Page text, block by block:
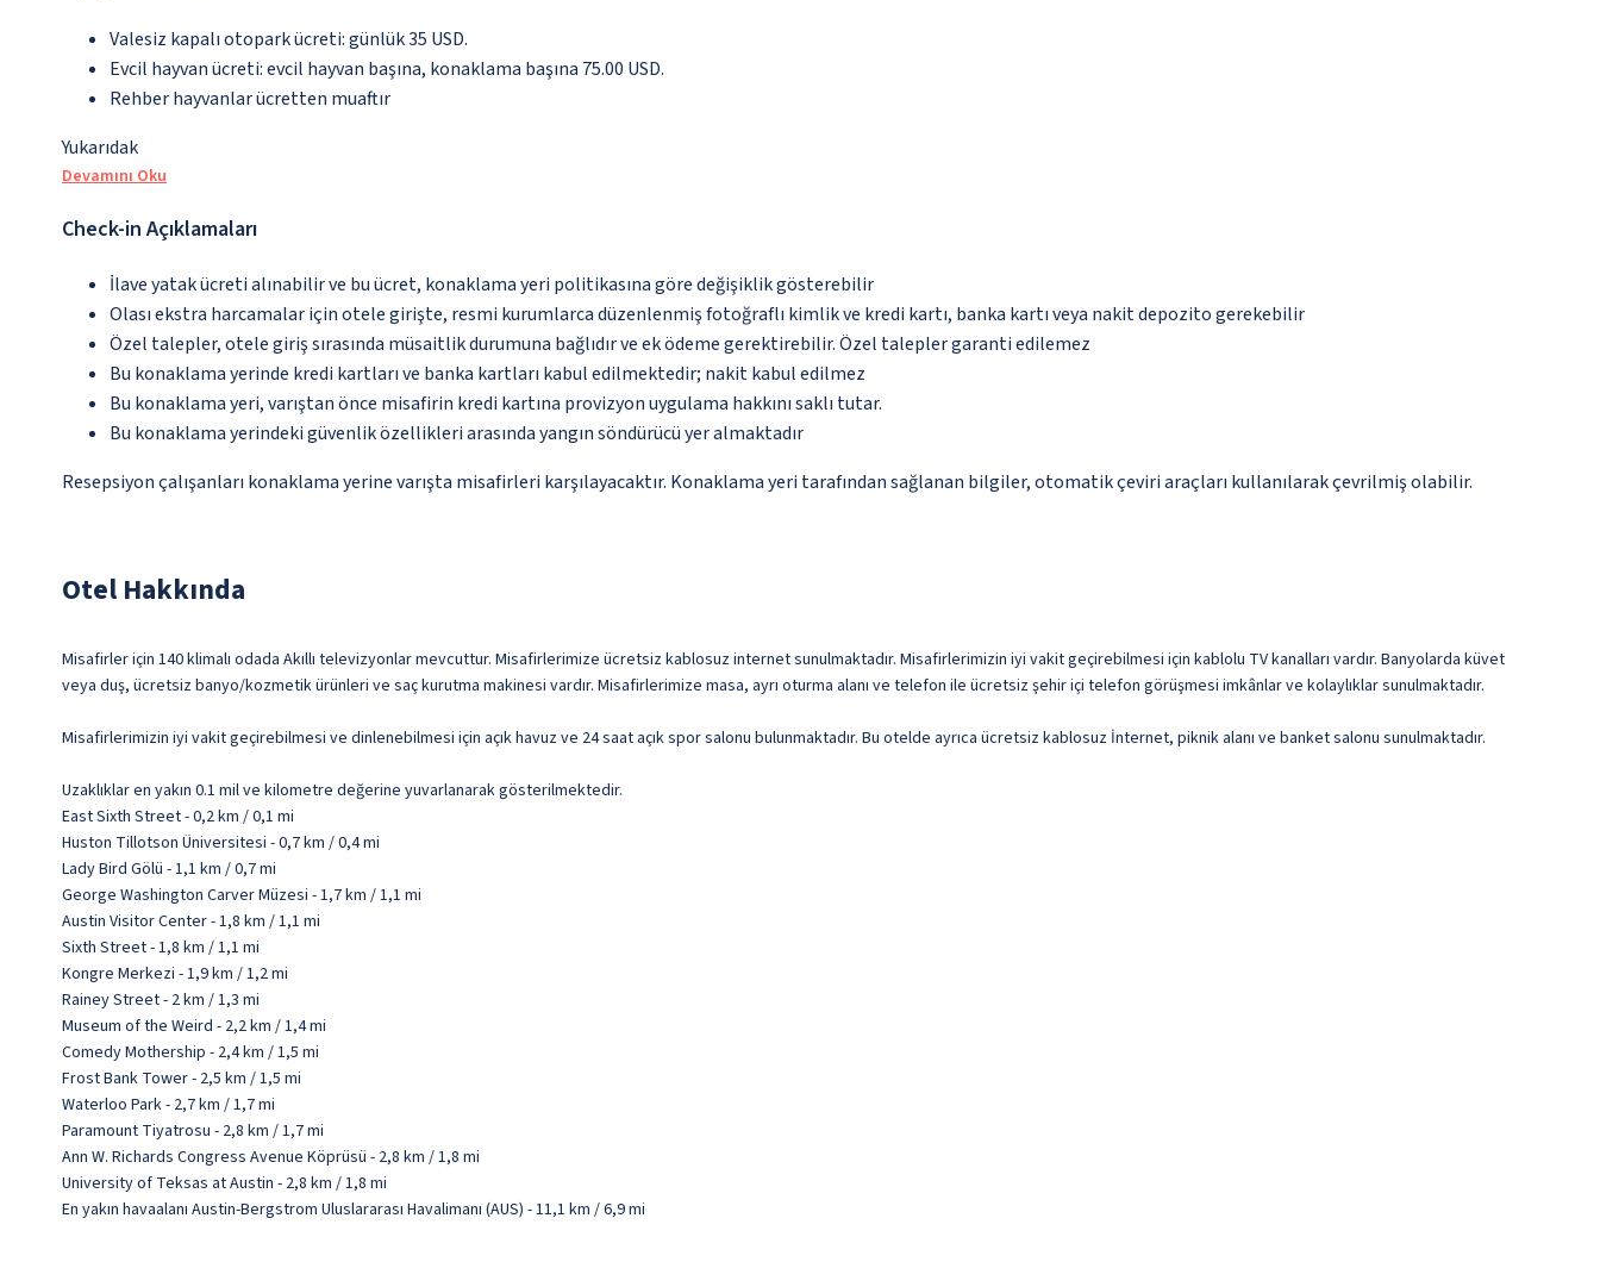
Valesiz kapalı otopark ücreti: günlük 35 USD.
Evcil hayvan ücreti: evcil hayvan başına, konaklama başına 75.00 USD.
Rehber hayvanlar ücretten muaftır
Yukarıdak
Devamını Oku
Check-in Açıklamaları
İlave yatak ücreti alınabilir ve bu ücret, konaklama yeri politikasına göre değişiklik gösterebilir
Olası ekstra harcamalar için otele girişte, resmi kurumlarca düzenlenmiş fotoğraflı kimlik ve kredi kartı, banka kartı veya nakit depozito gerekebilir
Özel talepler, otele giriş sırasında müsaitlik durumuna bağlıdır ve ek ödeme gerektirebilir. Özel talepler garanti edilemez
Bu konaklama yerinde kredi kartları ve banka kartları kabul edilmektedir; nakit kabul edilmez
Bu konaklama yeri, varıştan önce misafirin kredi kartına provizyon uygulama hakkını saklı tutar.
Bu konaklama yerindeki güvenlik özellikleri arasında yangın söndürücü yer almaktadır
Resepsiyon çalışanları konaklama yerine varışta misafirleri karşılayacaktır. Konaklama yeri tarafından sağlanan bilgiler, otomatik çeviri araçları kullanılarak çevrilmiş olabilir.
Otel Hakkında
Misafirler için 140 klimalı odada Akıllı televizyonlar mevcuttur. Misafirlerimize ücretsiz kablosuz internet sunulmaktadır. Misafirlerimizin iyi vakit geçirebilmesi için kablolu TV kanalları vardır. Banyolarda küvet
veya duş, ücretsiz banyo/kozmetik ürünleri ve saç kurutma makinesi vardır. Misafirlerimize masa, ayrı oturma alanı ve telefon ile ücretsiz şehir içi telefon görüşmesi imkânlar ve kolaylıklar sunulmaktadır.
Misafirlerimizin iyi vakit geçirebilmesi ve dinlenebilmesi için açık havuz ve 24 saat açık spor salonu bulunmaktadır. Bu otelde ayrıca ücretsiz kablosuz İnternet, piknik alanı ve banket salonu sunulmaktadır.
Uzaklıklar en yakın 0.1 mil ve kilometre değerine yuvarlanarak gösterilmektedir.
East Sixth Street - 0,2 km / 0,1 mi
Huston Tillotson Üniversitesi - 0,7 km / 0,4 mi
Lady Bird Gölü - 1,1 km / 0,7 mi
George Washington Carver Müzesi - 1,7 km / 1,1 mi
Austin Visitor Center - 1,8 km / 1,1 mi
Sixth Street - 1,8 km / 1,1 mi
Kongre Merkezi - 1,9 km / 1,2 mi
Rainey Street - 2 km / 1,3 mi
Museum of the Weird - 2,2 km / 1,4 mi
Comedy Mothership - 2,4 km / 1,5 mi
Frost Bank Tower - 2,5 km / 1,5 mi
Waterloo Park - 2,7 km / 1,7 mi
Paramount Tiyatrosu - 2,8 km / 1,7 mi
Ann W. Richards Congress Avenue Köprüsü - 2,8 km / 1,8 mi
University of Teksas at Austin - 2,8 km / 1,8 mi
En yakın havaalanı Austin-Bergstrom Uluslararası Havalimanı (AUS) - 11,1 km / 6,9 mi